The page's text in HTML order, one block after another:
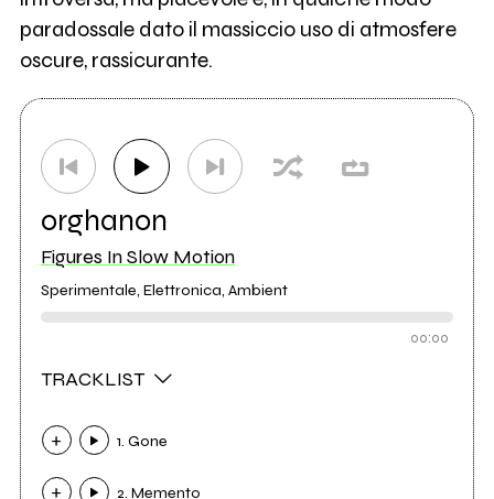
paradossale dato il massiccio uso di atmosfere
oscure, rassicurante.
orghanon
Figures In Slow Motion
Sperimentale, Elettronica, Ambient
00:00
TRACKLIST
1. Gone
2. Memento